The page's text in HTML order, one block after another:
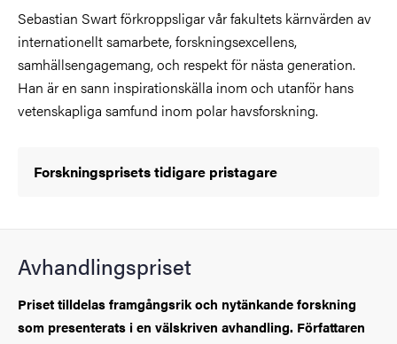
Sebastian Swart förkroppsligar vår fakultets kärnvärden av
internationellt samarbete, forskningsexcellens,
samhällsengagemang, och respekt för nästa generation.
Han är en sann inspirationskälla inom och utanför hans
vetenskapliga samfund inom polar havsforskning.
Forskningsprisets tidigare pristagare
Avhandlingspriset
Priset tilldelas framgångsrik och nytänkande forskning
som presenterats i en välskriven avhandling. Författaren